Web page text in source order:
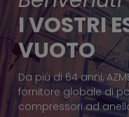
I VOSTRI
VUOTO
Da più di 64 anni,
fornitore globale di
compressori ad